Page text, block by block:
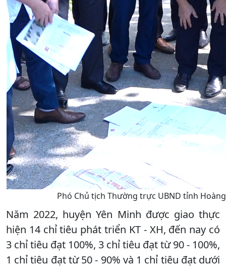
Phó Chủ tịch Thường trực UBND tỉnh
Năm 2022, huyện Yên Minh được giao thực
hiện 14 chỉ tiêu phát triển KT - XH, đến nay có
3 chỉ tiêu đạt 100%, 3 chỉ tiêu đạt từ 90 - 100%,
1 chỉ tiêu đạt từ 50 - 90% và 1 chỉ tiêu đạt dưới